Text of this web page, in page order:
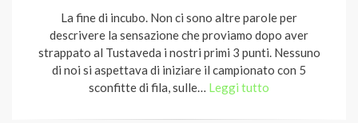
La fine di incubo. Non ci sono altre parole per
descrivere la sensazione che proviamo dopo aver
strappato al Tustaveda i nostri primi 3 punti. Nessuno
di noi si aspettava di iniziare il campionato con 5
sconfitte di fila, sulle… Leggi tutto